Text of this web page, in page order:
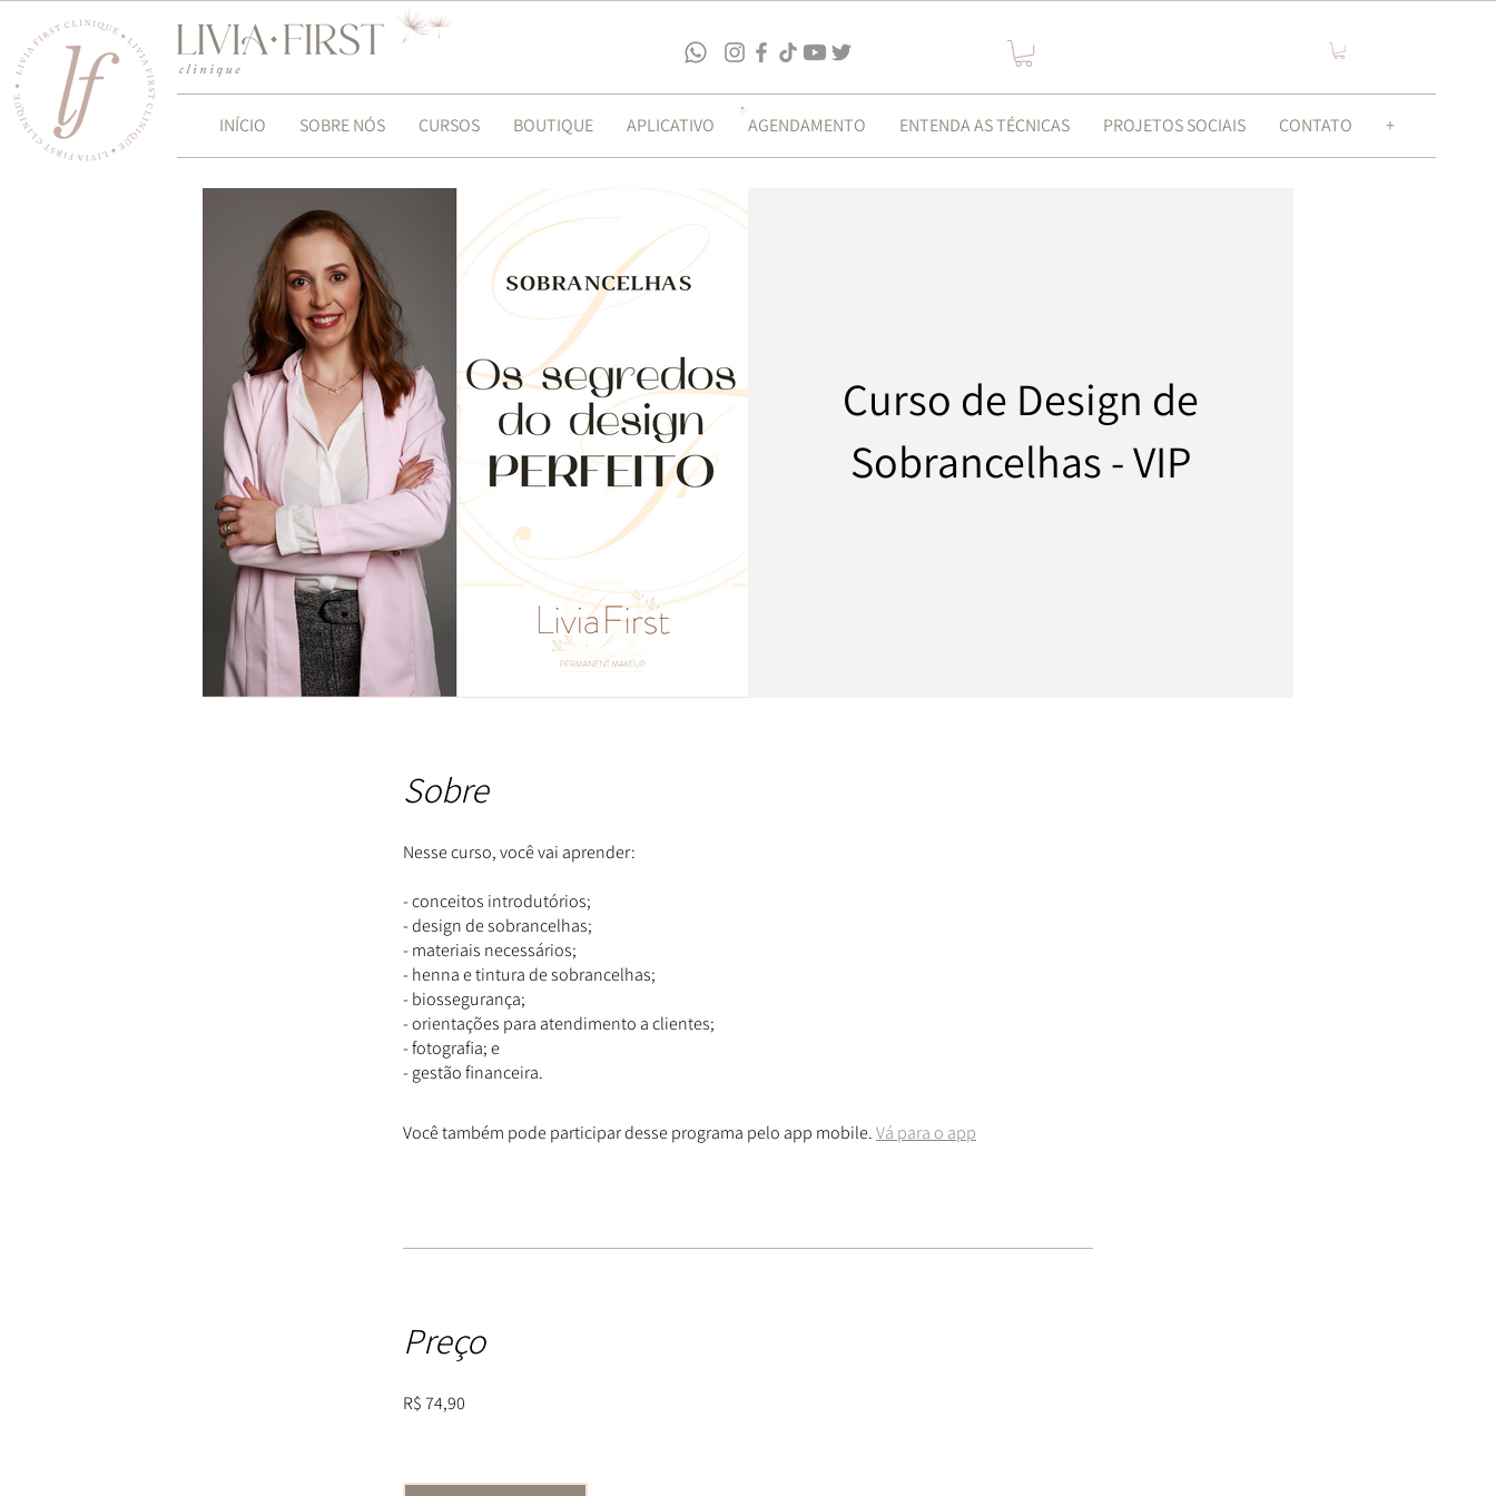
INÍCIO SOBRE NÓS CURSOS BOUTIQUE APLICATIVO AGENDAMENTO ENTENDA AS TÉCNICAS PROJETOS SOCIAIS CONTATO +
Curso de Design de
Sobrancelhas - VIP
Sobre
Nesse curso, você vai aprender:
- conceitos introdutórios;
- design de sobrancelhas;
- materiais necessários;
- henna e tintura de sobrancelhas;
- biossegurança;
- orientações para atendimento a clientes;
- fotografia; e
- gestão financeira.
Você também pode participar desse programa pelo app mobile.Vá para o app
Preço
R$ 74,90